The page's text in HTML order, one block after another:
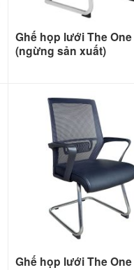
Ghế họp lưới The One
(ngừng sản xuất)
Ghế họp lưới The One